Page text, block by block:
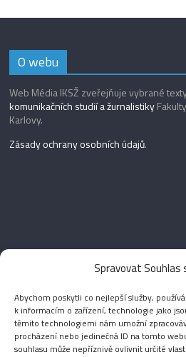
Spravovat Souhlas
Abychom poskytli co nejlepší služby,
k informacím o zařízení, technologie jako
těmito technologiemi nám umožní
procházení nebo jedinečná ID na tomto
souhlasu může nepříznivě ovlivnit určité
O webu
Web Média IKSŽ zveřejňuje vybrané
komunikačních studií a žurnalistiky
Karlovy.
Zásady ochrany osobních údajů.